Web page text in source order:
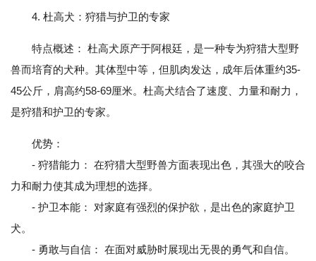
4. 杜高犬：狩猎与护卫的专家
特点概述： 杜高犬原产于阿根廷，是一种专为狩猎大型野
兽而培育的犬种。其体型中等，但肌肉发达，成年后体重约35-
45公斤，肩高约58-69厘米。杜高犬结合了速度、力量和耐力，
是狩猎和护卫的专家。
优势：
- 狩猎能力： 在狩猎大型野兽方面表现出色，其强大的咬合
力和耐力使其成为理想的选择。
- 护卫本能： 对家庭有强烈的保护欲，是出色的家庭护卫
犬。
- 勇敢与自信： 在面对威胁时展现出无畏的勇气和自信。